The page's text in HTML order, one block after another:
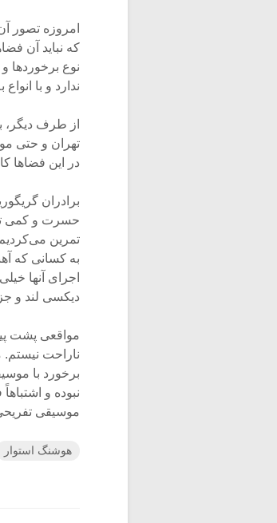
امروزه تصور
که نباید آن
نوع برخوردها
ندارد و با
از طرف دیگر،
تهران و حتی
در این فضاها
برادران
حسرت و کمی
تمرین
به کسانی که
اجرای آنها
دیکسی لند و
مواقعی پشت
ناراحت
برخورد با
نبوده و
موسیقی
هوشنگ استوار